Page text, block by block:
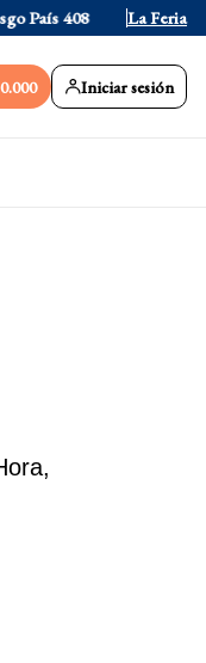
408 La Feria
Iniciar sesión